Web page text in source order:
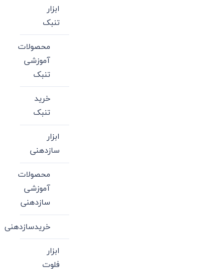
ابزار
تنبک
محصولات
آموزشی
تنبک
خرید
تنبک
ابزار
سازدهنی
محصولات
آموزشی
سازدهنی
خریدسازدهنی
ابزار
فلوت